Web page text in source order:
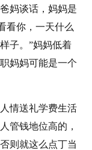
妈谈话，妈妈是
看你，一天什么
子。”妈妈低着
妈妈可能是一个
情送礼学费生活
管钱地位高的，
则就这么点丁当